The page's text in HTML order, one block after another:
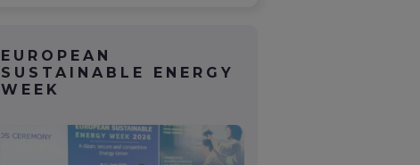
EUROPEAN
SUSTAINABLE ENERGY
WEEK